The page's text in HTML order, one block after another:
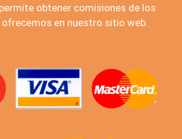
obtener comisiones de los
en nuestro sitio web.